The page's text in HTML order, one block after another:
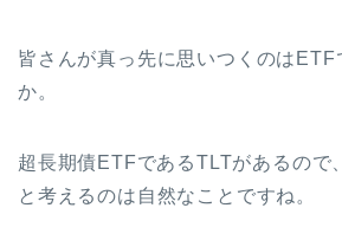
皆さんが真っ先に思いつくのはETF
か。
超長期債ETFであるTLTがあるので
と考えるのは自然なことですね。